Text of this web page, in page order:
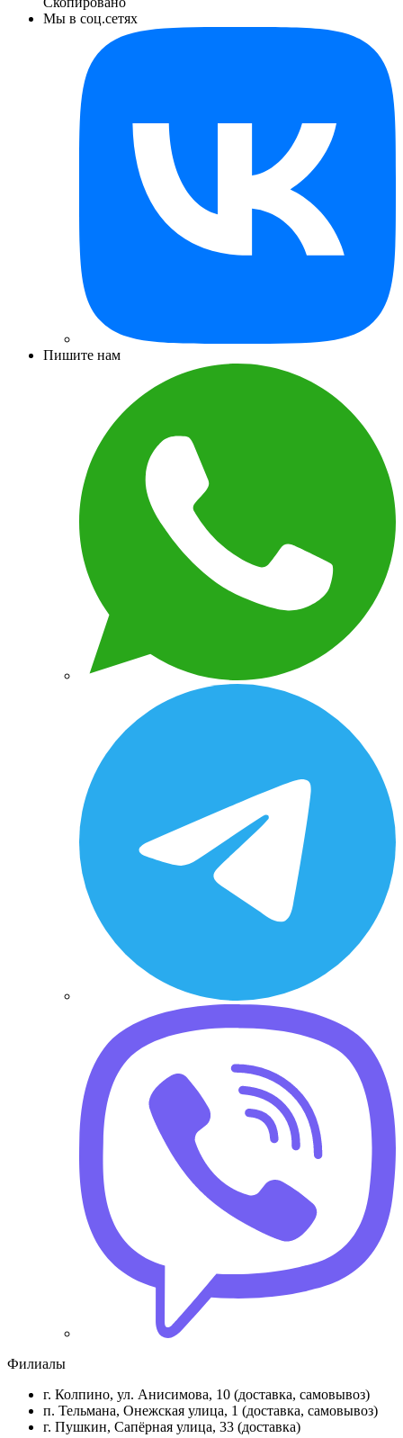
Мы в соц.сетях
Пишите нам
Филиалы
г. Колпино, ул. Анисимова, 10 (доставка, самовывоз)
п. Тельмана, Онежская улица, 1 (доставка, самовывоз)
г. Пушкин, Сапёрная улица, 33 (доставка)